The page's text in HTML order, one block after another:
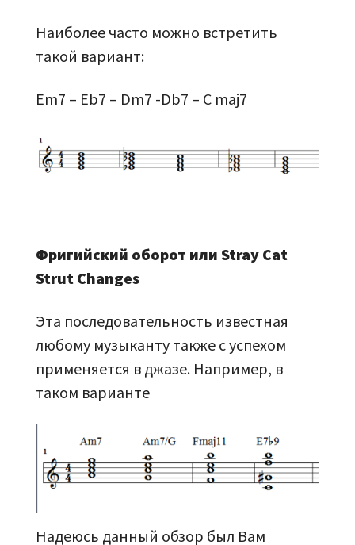
Наиболее часто можно встретить
такой вариант:
Em7 – Eb7 – Dm7 -Db7 – C maj7
Фригийский оборот или Stray Cat
Strut Changes
Эта последовательность известная
любому музыканту также с успехом
применяется в джазе. Например, в
таком варианте
Надеюсь данный обзор был Вам